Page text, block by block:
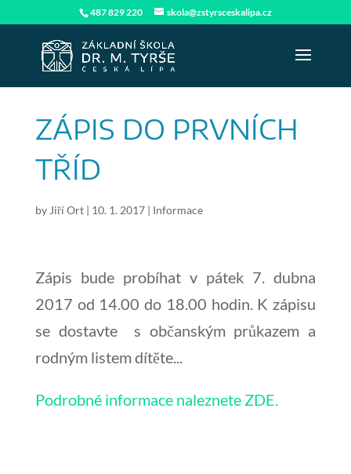
487 829 220 skola@zstyrsceskalipa.cz
ZÁPIS DO PRVNÍCH
TŘÍD
by Jiří Ort| 10. 1. 2017| Informace
Zápis bude probíhat v pátek 7. dubna
2017 od 14.00 do 18.00 hodin. K zápisu
se dostavte s občanským průkazem a
rodným listem dítěte...
Podrobné informace naleznete ZDE.